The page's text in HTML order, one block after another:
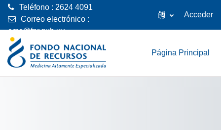
Teléfono : 2624 4091
Correo electrónico :
emc@fnr.gub.uy
Acceder
Página Principal